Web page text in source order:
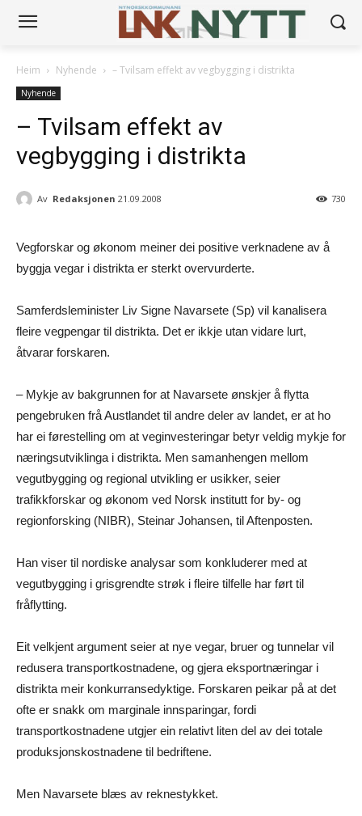
Heim Nyhende – Tvilsam effekt av vegbygging i distrikta
Nyhende
– Tvilsam effekt av
vegbygging i distrikta
Av Redaksjonen 21.09.2008 730
Vegforskar og økonom meiner dei positive verknadene av å
byggja vegar i distrikta er sterkt overvurderte.
Samferdsleminister Liv Signe Navarsete (Sp) vil kanalisera
fleire vegpengar til distrikta. Det er ikkje utan vidare lurt,
åtvarar forskaren.
– Mykje av bakgrunnen for at Navarsete ønskjer å flytta
pengebruken frå Austlandet til andre deler av landet, er at ho
har ei førestelling om at veginvesteringar betyr veldig mykje for
næringsutviklinga i distrikta. Men samanhengen mellom
vegutbygging og regional utvikling er usikker, seier
trafikkforskar og økonom ved Norsk institutt for by- og
regionforsking (NIBR), Steinar Johansen, til Aftenposten.
Han viser til nordiske analysar som konkluderer med at
vegutbygging i grisgrendte strøk i fleire tilfelle har ført til
fråflytting.
Eit velkjent argument seier at nye vegar, bruer og tunnelar vil
redusera transportkostnadene, og gjera eksportnæringar i
distrikta meir konkurransedyktige. Forskaren peikar på at det
ofte er snakk om marginale innsparingar, fordi
transportkostnadene utgjer ein relativt liten del av dei totale
produksjonskostnadene til bedriftene.
Men Navarsete blæs av reknestykket.